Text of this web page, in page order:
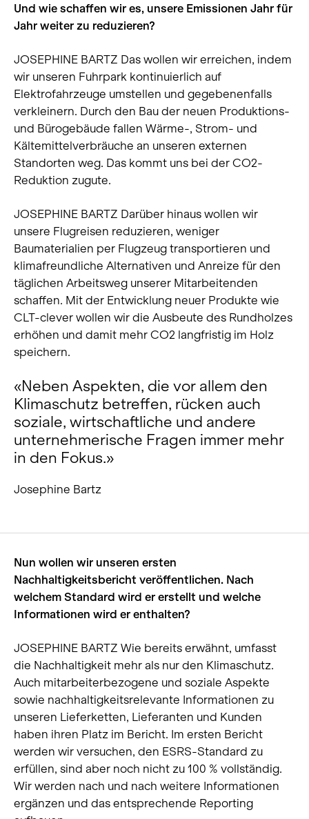
Und wie schaffen wir es, unsere Emissionen Jahr für
Jahr weiter zu reduzieren?
JOSEPHINE BARTZ Das wollen wir erreichen, indem
wir unseren Fuhrpark kontinuierlich auf
Elektrofahrzeuge umstellen und gegebenenfalls
verkleinern. Durch den Bau der neuen Produktions-
und Bürogebäude fallen Wärme-, Strom- und
Kältemittelverbräuche an unseren externen
Standorten weg. Das kommt uns bei der CO2-
Reduktion zugute.
JOSEPHINE BARTZ Darüber hinaus wollen wir
unsere Flugreisen reduzieren, weniger
Baumaterialien per Flugzeug transportieren und
klimafreundliche Alternativen und Anreize für den
täglichen Arbeitsweg unserer Mitarbeitenden
schaffen. Mit der Entwicklung neuer Produkte wie
CLT-clever wollen wir die Ausbeute des Rundholzes
erhöhen und damit mehr CO2 langfristig im Holz
speichern.
«Neben Aspekten, die vor allem den
Klimaschutz betreffen, rücken auch
soziale, wirtschaftliche und andere
unternehmerische Fragen immer mehr
in den Fokus.»
Josephine Bartz
Nun wollen wir unseren ersten
Nachhaltigkeitsbericht veröffentlichen. Nach
welchem Standard wird er erstellt und welche
Informationen wird er enthalten?
JOSEPHINE BARTZ Wie bereits erwähnt, umfasst
die Nachhaltigkeit mehr als nur den Klimaschutz.
Auch mitarbeiterbezogene und soziale Aspekte
sowie nachhaltigkeitsrelevante Informationen zu
unseren Lieferketten, Lieferanten und Kunden
haben ihren Platz im Bericht. Im ersten Bericht
werden wir versuchen, den ESRS-Standard zu
erfüllen, sind aber noch nicht zu 100 % vollständig.
Wir werden nach und nach weitere Informationen
ergänzen und das entsprechende Reporting